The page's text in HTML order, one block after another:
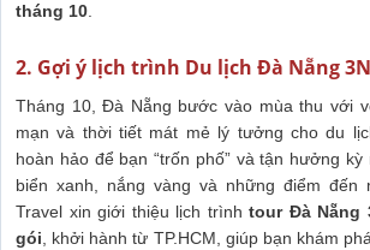
tháng 10
2. Gợi ý lịch trình Du lịch Đà Nẵng
Tháng 10, Đà Nẵng bước vào mùa thu với
mạn và thời tiết mát mẻ lý tưởng cho du
hoàn hảo để bạn “trốn phố” và tận hưởng
biển xanh, nắng vàng và những điểm đến
Travel xin giới thiệu lịch trìnhtour Đà Nẵng
gói , khởi hành từ TP.HCM, giúp bạn khám